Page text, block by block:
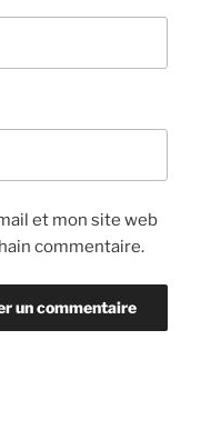
et mon site web
commentaire.